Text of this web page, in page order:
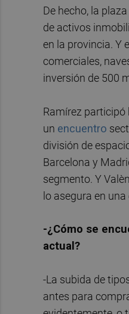
De hecho, la
de activos
en la provincia. Y
comerciales,
inversión de 500
Ramírez participó
un encuentro
división de
Barcelona y
segmento. Y
lo asegura en
-¿Cómo se
actual?
-La subida de
antes para